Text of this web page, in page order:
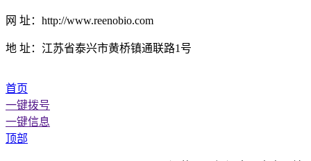
网 址：http://www.reenobio.com
地 址：江苏省泰兴市黄桥镇通联路1号
首页
一键拨号
一键信息
顶部